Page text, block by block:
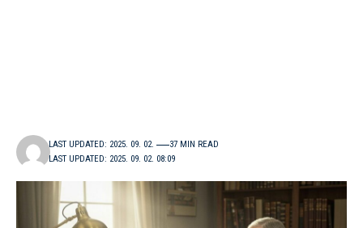
LAST UPDATED: 2025. 09. 02. 08:09
LAST UPDATED: 2025. 09. 02. 37 MIN READ